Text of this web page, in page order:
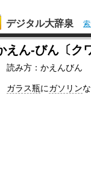
デジタル大辞泉
えん‐びん〔ク
読み方：かえんびん
ガラス瓶にガソリン